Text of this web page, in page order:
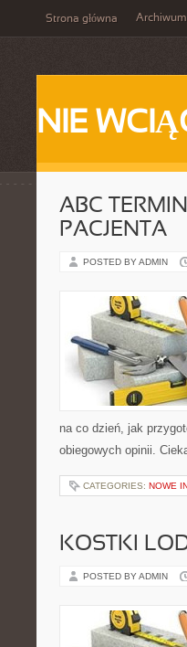
Strona główna Archiwum
NIE
ABC
PACJENTA
POSTED BY ADMIN
na co dzień, jak
obiegowych opinii.
CATEGORIES: NOWE
KOSTKI
POSTED BY ADMIN